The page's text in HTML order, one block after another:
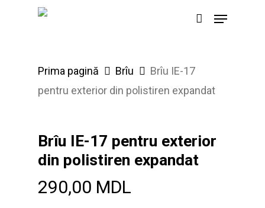
Menu
Prima pagină Brîu
Brîu IE-17
pentru exterior din polistiren expandat
Brîu IE-17 pentru exterior
din polistiren expandat
290,00 MDL